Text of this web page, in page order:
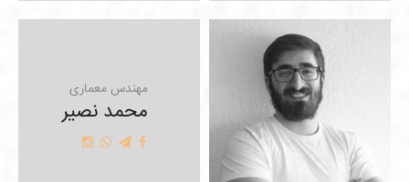
مهندس معماری
محمد نصیر